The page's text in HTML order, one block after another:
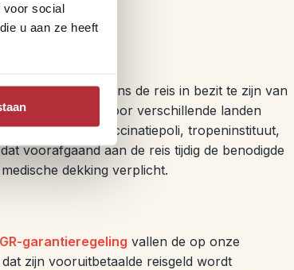
voor social
u aan ze heeft
te Leiden.
vertrek en tijdens de reis in bezit te zijn van
correct is. Voor verschillende landen
bij een vaccinatiepoli, tropeninstituut,
voorafgaand aan de reis tijdig de benodigde
dekking verplicht.
garantieregeling vallen de op onze
zijn vooruitbetaalde reisgeld wordt